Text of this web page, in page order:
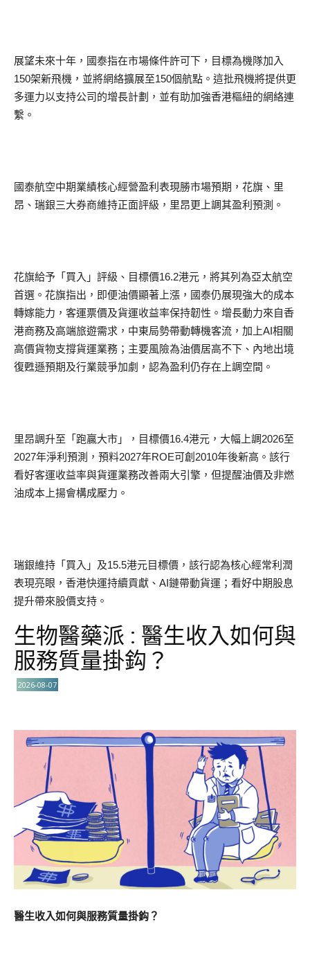
展望未來十年，國泰指在市場條件許可下，目標為機隊加入
150架新飛機，並將網絡擴展至150個航點。這批飛機將提供更
多運力以支持公司的增長計劃，並有助加強香港樞紐的網絡連
繫。
國泰航空中期業績核心經營盈利表現勝市場預期，花旗、里
昂、瑞銀三大券商維持正面評級，里昂更上調其盈利預測。
花旗給予「買入」評級、目標價16.2港元，將其列為亞太航空
首選。花旗指出，即便油價顯著上漲，國泰仍展現強大的成本
轉嫁能力，客運票價及貨運收益率保持韌性。增長動力來自香
港商務及高端旅遊需求，中東局勢帶動轉機客流，加上AI相關
高價貨物支撐貨運業務；主要風險為油價居高不下、內地出境
復甦遜預期及行業競爭加劇，認為盈利仍存在上調空間。
里昂調升至「跑贏大市」，目標價16.4港元，大幅上調2026至
2027年淨利預測，預料2027年ROE可創2010年後新高。該行
看好客運收益率與貨運業務改善兩大引擎，但提醒油價及非燃
油成本上揚會構成壓力。
瑞銀維持「買入」及15.5港元目標價，該行認為核心經常利潤
表現亮眼，香港快運持續貢獻、AI鏈帶動貨運；看好中期股息
提升帶來股價支持。
生物醫藥派 : 醫生收入如何與
服務質量掛鈎？
2026-08-07
醫生收入如何與服務質量掛鈎？